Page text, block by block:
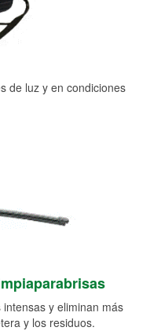
de luz y en condiciones
y eliminan más
y los residuos.